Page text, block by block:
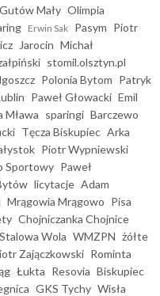
Gutów Mały Olimpia
Erwin Sak Pasym Piotr
Jarocin Michał
stomil.olsztyn.pl
Polonia Bytom Patryk
Paweł Głowacki Emil
Mława sparingi Barczewo
Tęcza Biskupiec Arka
Piotr Wypniewski
Sportowy Paweł
licytacje Adam
Mrągowia Mrągowo Pisa
Chojniczanka Chojnice
Wola WMZPN żółte
Zajączkowski Rominta
Łukta Resovia Biskupiec
GKS Tychy Wisła